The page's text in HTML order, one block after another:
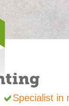
Specialist